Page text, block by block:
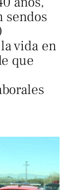
sendos
vida en
que